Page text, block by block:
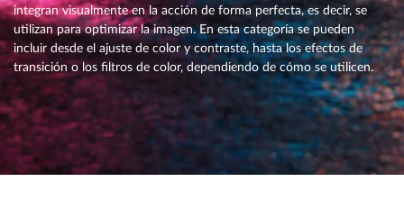
integran visualmente en la acción de forma perfecta, es decir, se
utilizan para optimizar la imagen. En esta categoría se pueden
incluir desde el ajuste de color y contraste, hasta los efectos de
transición o los filtros de color, dependiendo de cómo se utilicen.